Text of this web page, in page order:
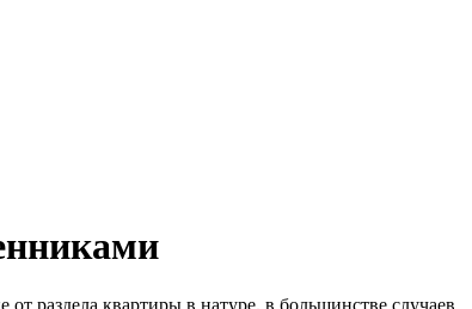
раздела квартиры в натуре, в большинстве случаев